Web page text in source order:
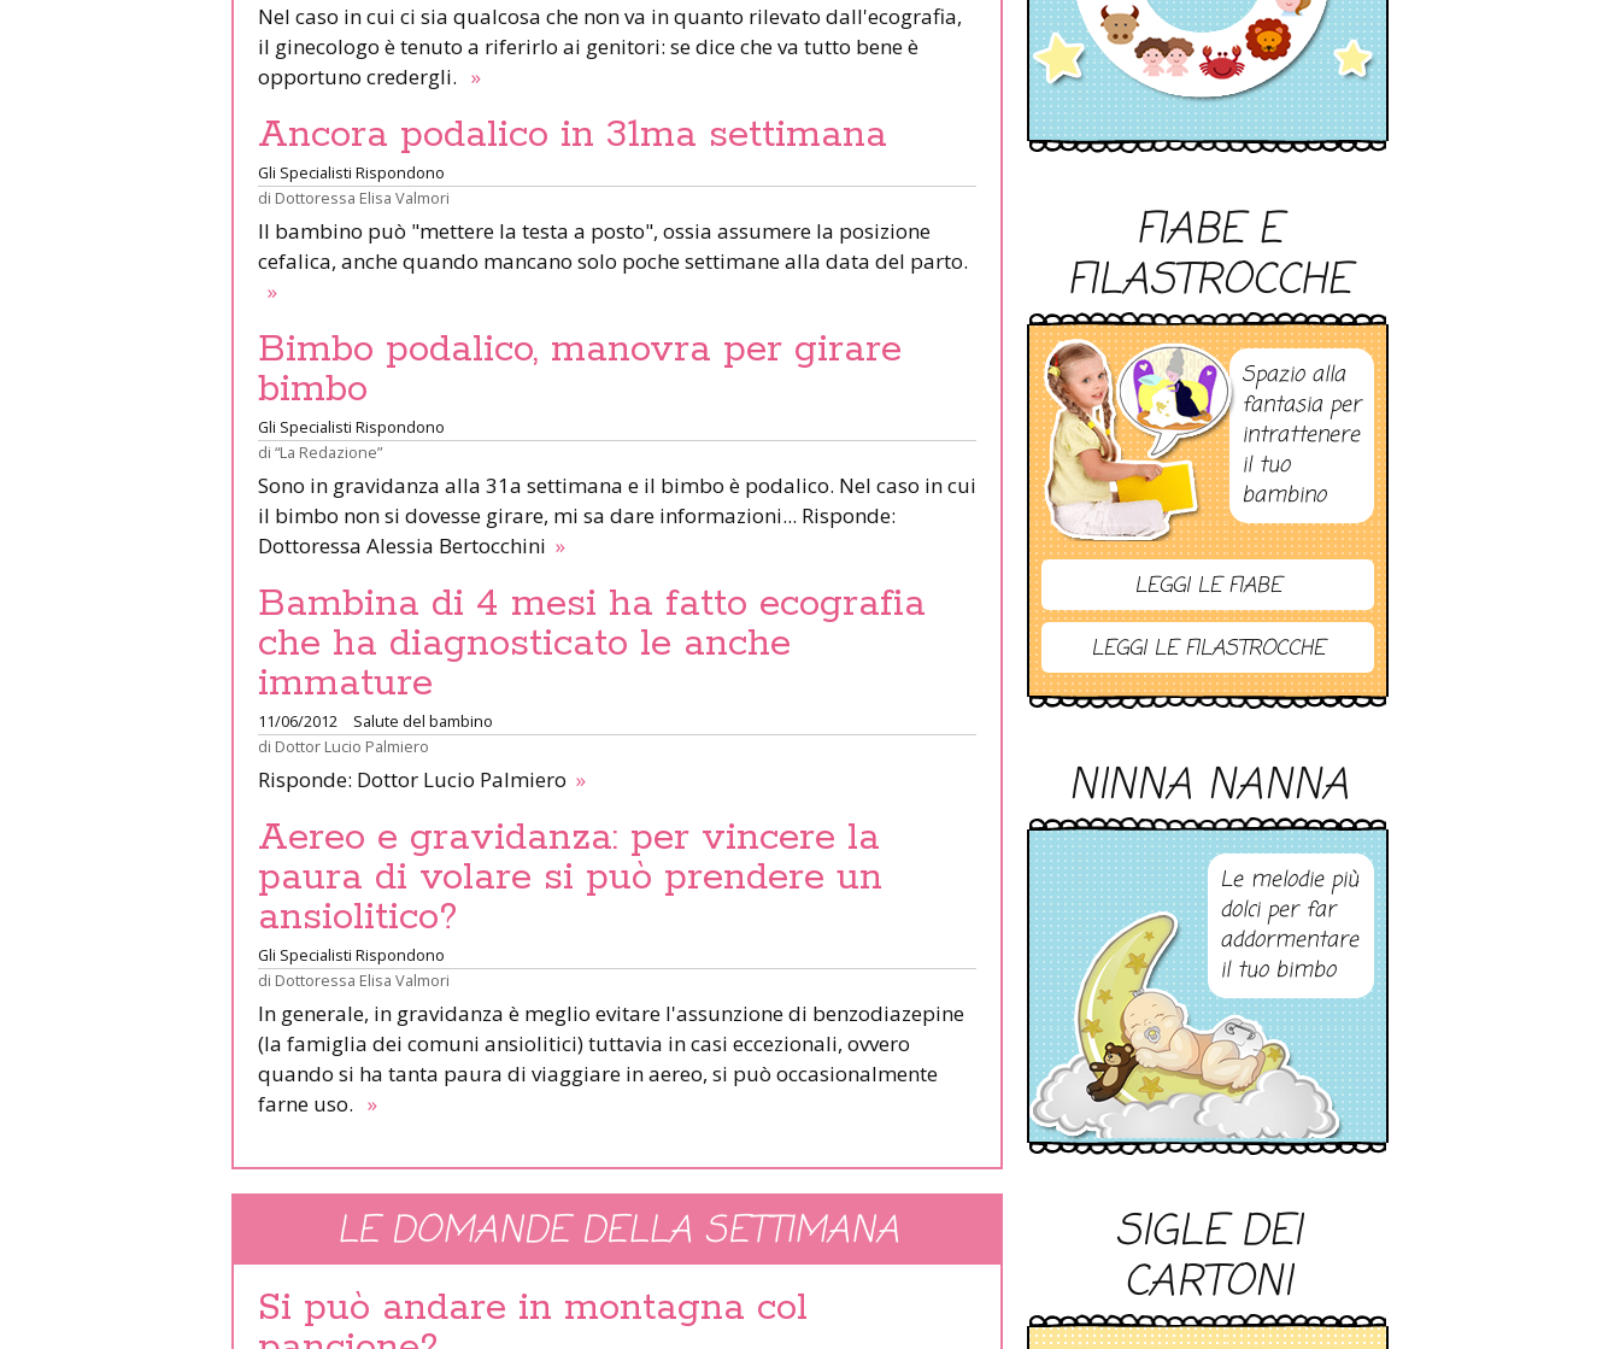
Nel caso in cui ci sia qualcosa che non va in quanto rilevato dall'ecografia,
il ginecologo è tenuto a riferirlo ai genitori: se dice che va tutto bene è
opportuno credergli. »
Ancora podalico in 31ma settimana
Gli Specialisti Rispondono
di Dottoressa Elisa Valmori
Il bambino può "mettere la testa a posto", ossia assumere la posizione
cefalica, anche quando mancano solo poche settimane alla data del parto.
»
Bimbo podalico, manovra per girare
bimbo
Gli Specialisti Rispondono
di “La Redazione”
Sono in gravidanza alla 31a settimana e il bimbo è podalico. Nel caso in cui
il bimbo non si dovesse girare, mi sa dare informazioni... Risponde:
Dottoressa Alessia Bertocchini »
Bambina di 4 mesi ha fatto ecografia
che ha diagnosticato le anche
immature
11/06/2012
Salute del bambino
di Dottor Lucio Palmiero
Risponde: Dottor Lucio Palmiero »
Aereo e gravidanza: per vincere la
paura di volare si può prendere un
ansiolitico?
Gli Specialisti Rispondono
di Dottoressa Elisa Valmori
In generale, in gravidanza è meglio evitare l'assunzione di benzodiazepine
(la famiglia dei comuni ansiolitici) tuttavia in casi eccezionali, ovvero
quando si ha tanta paura di viaggiare in aereo, si può occasionalmente
farne uso. »
LE DOMANDE DELLA SETTIMANA
Si può andare in montagna col
FIABE E
FILASTROCCHE
Spazio alla
fantasia per
intrattenere
il tuo
bambino
LEGGI LE FIABE
LEGGI LE FILASTROCCHE
NINNA NANNA
Le melodie più
dolci per far
addormentare
il tuo bimbo
SIGLE DEI
CARTONI